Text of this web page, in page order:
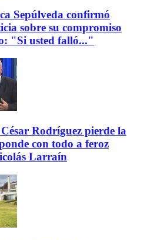
Sepúlveda confirmó
sobre su compromiso
"Si usted falló..."
Rodríguez pierde la
con todo a feroz
Larraín